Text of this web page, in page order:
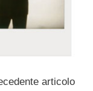
articolo